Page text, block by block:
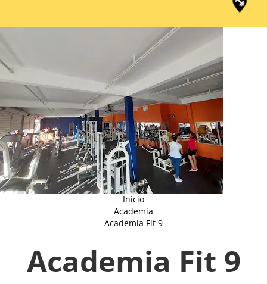
Início
Academia
Academia Fit 9
Academia Fit 9